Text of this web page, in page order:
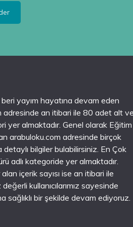
beri yayım hayatına devam eden
adresinde an itibari ile 80 adet alt
yer almaktadır. Genel olarak Eğitim
arabuloku.com adresinde birçok
detaylı bilgiler bulabilirsiniz. En Çok
adlı kategoride yer almaktadır.
içerik sayısı ise an itibari ile
kullanıcılarımız sayesinde
sağlıklı bir şekilde devam ediyoruz.